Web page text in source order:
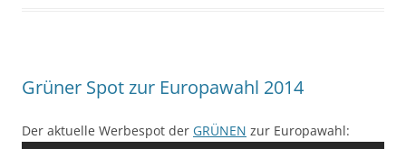
Grüner Spot zur Europawahl 2014
Der aktuelle Werbespot der GRÜNEN zur Europawahl: